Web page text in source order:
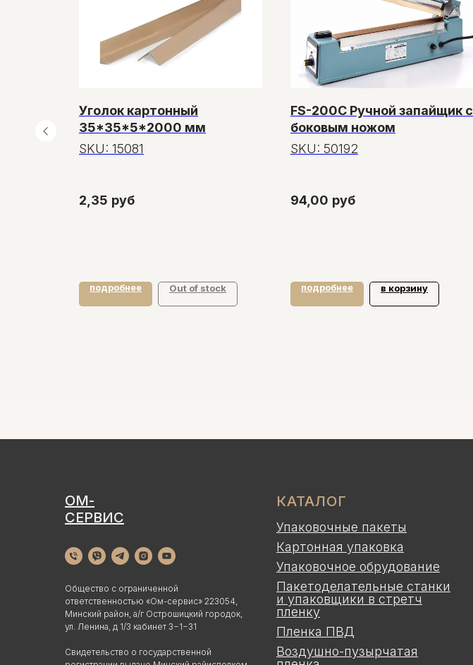
Уголок картонный
35*35*5*2000 мм
SKU: 15081
2,35 руб
подробнее Out of stock
FS-200С Ручной запайщик с
боковым ножом
SKU: 50192
94,00 руб
подробнее в корзину
ОМ-
СЕРВИС
Общество с ограниченной
ответственностью «Ом-сервис» 223054,
Минский район, а/г Острошицкий городок,
ул. Ленина, д 1/3 кабинет 3−1−31
Свидетельство о государственной
КАТАЛОГ
Упаковочные пакеты
Картонная упаковка
Упаковочное обрудование
Пакетоделательные станки
и упаковщики в стретч
пленку
Пленка ПВД
Воздушно-пузырчатая